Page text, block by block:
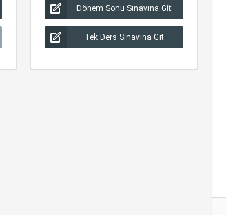
Dönem Sonu Sınavına Git
Tek Ders Sınavına Git